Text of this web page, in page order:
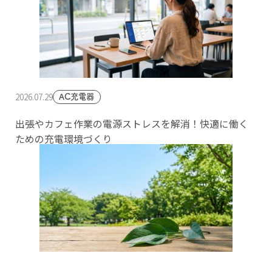
2026.07.29 AC充電器
出張やカフェ作業の電源ストレスを解消！快適に働く
ための充電環境づくり